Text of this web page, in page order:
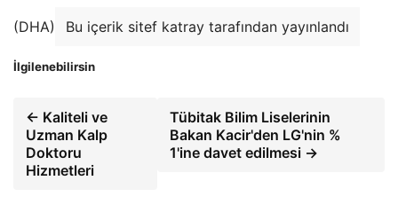
(DHA) Bu içerik sitef katray tarafından yayınlandı
İlgilenebilirsin
← Kaliteli ve
Uzman Kalp
Doktoru
Hizmetleri
Tübitak Bilim Liselerinin
Bakan Kacir'den LG'nin %
1'ine davet edilmesi →